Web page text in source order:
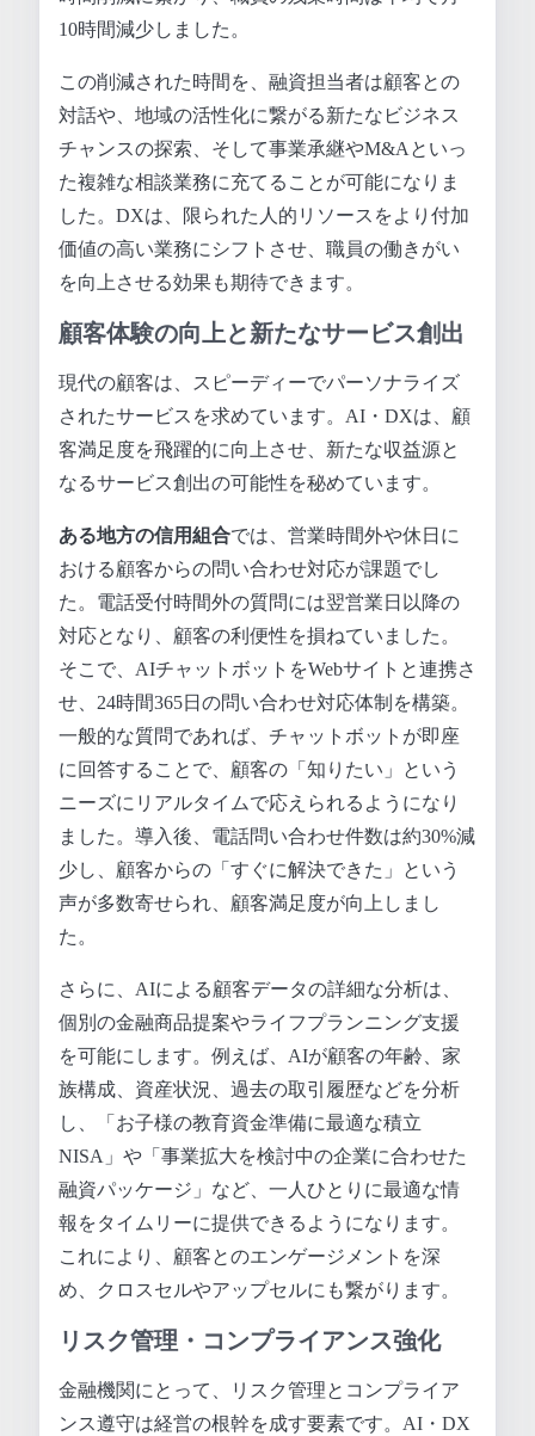
10時間減少しました。
この削減された時間を、融資担当者は顧客との
対話や、地域の活性化に繋がる新たなビジネス
チャンスの探索、そして事業承継やM&Aといっ
た複雑な相談業務に充てることが可能になりま
した。DXは、限られた人的リソースをより付加
価値の高い業務にシフトさせ、職員の働きがい
を向上させる効果も期待できます。
顧客体験の向上と新たなサービス創出
現代の顧客は、スピーディーでパーソナライズ
されたサービスを求めています。AI・DXは、顧
客満足度を飛躍的に向上させ、新たな収益源と
なるサービス創出の可能性を秘めています。
ある地方の信用組合では、営業時間外や休日に
おける顧客からの問い合わせ対応が課題でし
た。電話受付時間外の質問には翌営業日以降の
対応となり、顧客の利便性を損ねていました。
そこで、AIチャットボットをWebサイトと連携さ
せ、24時間365日の問い合わせ対応体制を構築。
一般的な質問であれば、チャットボットが即座
に回答することで、顧客の「知りたい」という
ニーズにリアルタイムで応えられるようになり
ました。導入後、電話問い合わせ件数は約30%減
少し、顧客からの「すぐに解決できた」という
声が多数寄せられ、顧客満足度が向上しまし
た。
さらに、AIによる顧客データの詳細な分析は、
個別の金融商品提案やライフプランニング支援
を可能にします。例えば、AIが顧客の年齢、家
族構成、資産状況、過去の取引履歴などを分析
し、「お子様の教育資金準備に最適な積立
NISA」や「事業拡大を検討中の企業に合わせた
融資パッケージ」など、一人ひとりに最適な情
報をタイムリーに提供できるようになります。
これにより、顧客とのエンゲージメントを深
め、クロスセルやアップセルにも繋がります。
リスク管理・コンプライアンス強化
金融機関にとって、リスク管理とコンプライア
ンス遵守は経営の根幹を成す要素です。AI・DX